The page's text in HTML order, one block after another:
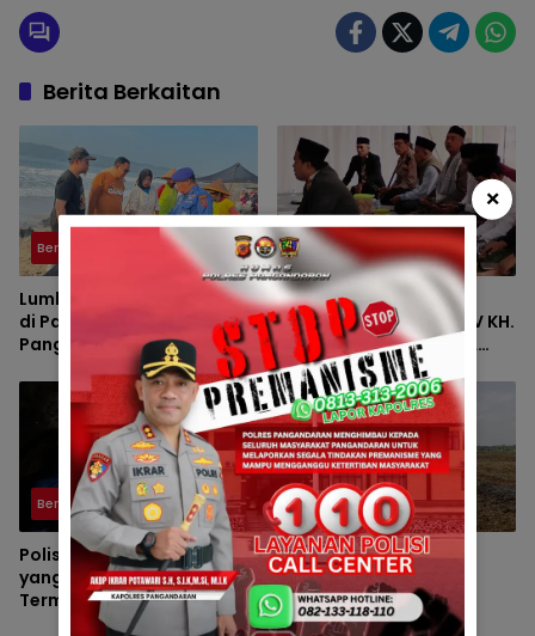
Berita Berkaitan
Berita
Lumba-Lumba Terdampar
di Pantai Timur
Pangandaran Dievakuasi
Berita
HAUL KE-VII HJ. DEDE
UMIYATI DAN HAUL KE-IV KH.
SAEPUL MUJAHID SERTA
REUNI HAFLAH KE-XV
HIMPUNAN ALUMNI DIGELAR
DI PONDOK PESANTREN AL-
FALAH SANUSSIYAH
Berita
Polisi Evakuasi Ibu Bayi
yang Ditelantarkan di
Terminal Kalipucang dari
Dalam Goa
Polsek
Polsek Padaherang
Monitoring Kesiapan
Lahan Program
Penanaman Jagung di
×